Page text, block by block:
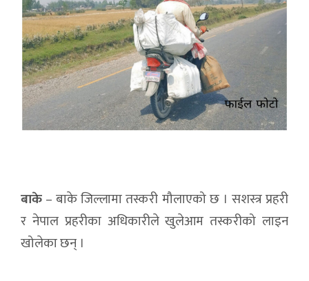
बाके– बाके जिल्लामा तस्करी मौलाएको छ । सशस्त्र प्रहरी
र नेपाल प्रहरीका अधिकारीले खुलेआम तस्करीको लाइन
खोलेका छन् ।